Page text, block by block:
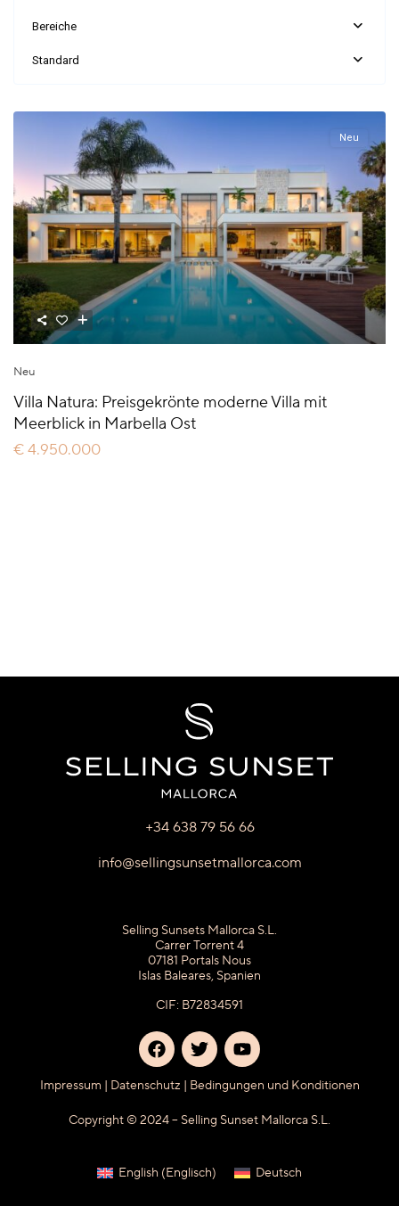
Bereiche
Standard
Neu
Neu
Villa Natura: Preisgekrönte moderne Villa mit
Meerblick in Marbella Ost
€ 4.950.000
+34 638 79 56 66
info@sellingsunsetmallorca.com
Selling Sunsets Mallorca S.L.
Carrer Torrent 4
07181 Portals Nous
Islas Baleares, Spanien
CIF: B72834591
Impressum | Datenschutz | Bedingungen und Konditionen
Copyright © 2024 – Selling Sunset Mallorca S.L.
English (Englisch) Deutsch